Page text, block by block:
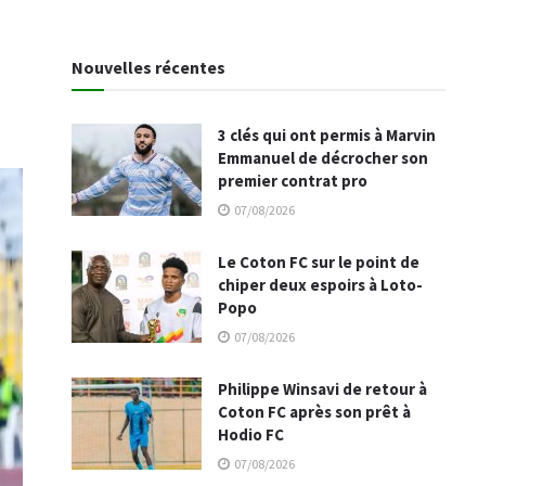
Nouvelles récentes
3 clés qui ont permis à Marvin
Emmanuel de décrocher son
premier contrat pro
07/08/2026
Le Coton FC sur le point de
chiper deux espoirs à Loto-
Popo
07/08/2026
Philippe Winsavi de retour à
Coton FC après son prêt à
Hodio FC
07/08/2026